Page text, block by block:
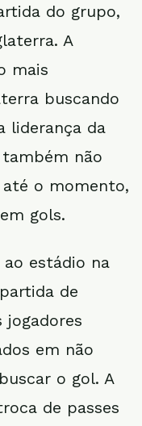
do grupo,
A
mais
buscando
liderança da
não
o momento,
gols.
estádio na
de
jogadores
em não
o gol. A
de passes